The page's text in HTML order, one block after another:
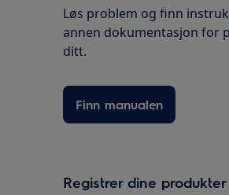
Løs problem og finn
annen dokumentasjon for
ditt.
Finn manualen
Registrer dine produkter